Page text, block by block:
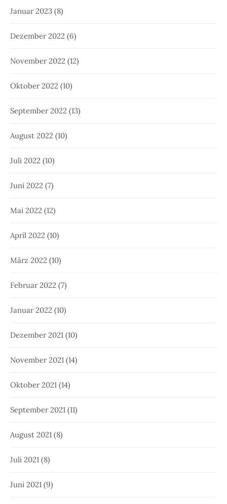
Januar 2023 (8)
Dezember 2022 (6)
November 2022 (12)
Oktober 2022 (10)
September 2022 (13)
August 2022 (10)
Juli 2022 (10)
Juni 2022 (7)
Mai 2022 (12)
April 2022 (10)
März 2022 (10)
Februar 2022 (7)
Januar 2022 (10)
Dezember 2021 (10)
November 2021 (14)
Oktober 2021 (14)
September 2021 (11)
August 2021 (8)
Juli 2021 (8)
Juni 2021 (9)